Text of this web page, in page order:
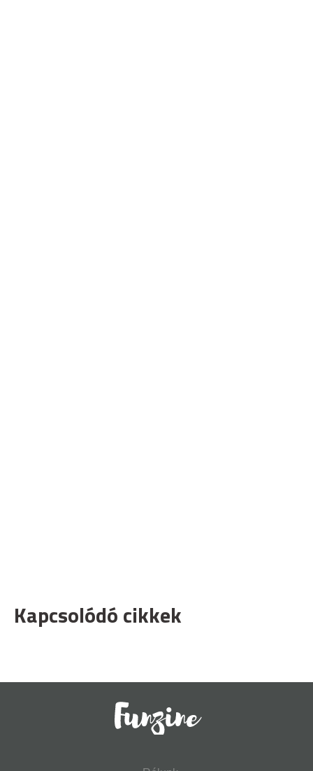
Kapcsolódó cikkek